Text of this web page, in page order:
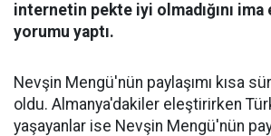
internetin pekte iyi olmadığını ima
yorumu yaptı.
Nevşin Mengü'nün paylaşımı kısa
oldu. Almanya'dakiler eleştirirken
yaşayanlar ise Nevşin Mengü'nün